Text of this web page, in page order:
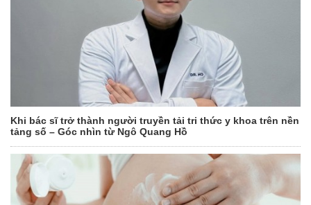
Khi bác sĩ trở thành người truyền tải tri thức y khoa trên nền
tảng số – Góc nhìn từ Ngô Quang Hồ